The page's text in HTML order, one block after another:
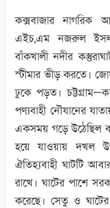
কক্সবাজার নাগরিক
এইচ,এম নজরুল
বাঁকখালী নদীর
স্টীমার ভীড় করতে।
ঢুকে পড়ত।
পণ্যবাহী নৌযানের
একসময় গড়ে উঠেছিল
হয়ে যাওয়ায় দখল
ঐতিহ্যবাহী ঘাটটি
রাখে। ঘাটের পাশে
করেছে। সেতু ও